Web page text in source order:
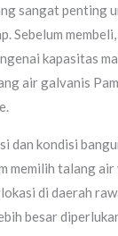
sangat penting
Sebelum
kapasitas
air galvanis
dan kondisi
memilih talang air
di daerah
besar